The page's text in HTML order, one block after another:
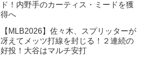
ド！内野手のカーティス・ミードを獲
得へ
【MLB2026】佐々木、スプリッターが
冴えてメッツ打線を封じる！２連続の
好投！大谷はマルチ安打